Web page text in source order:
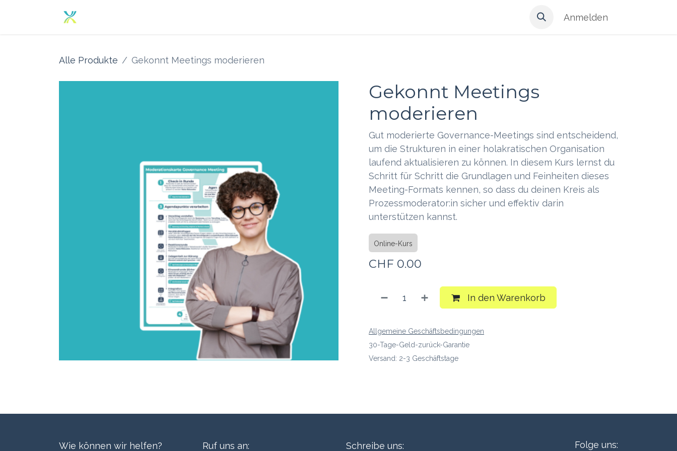
Anmelden
Alle Produkte Gekonnt Meetings moderieren
Gekonnt Meetings
moderieren
Gut moderierte Governance-Meetings sind entscheidend,
um die Strukturen in einer holakratischen Organisation
laufend aktualisieren zu können. In diesem Kurs lernst du
Schritt für Schritt die Grundlagen und Feinheiten dieses
Meeting-Formats kennen, so dass du deinen Kreis als
Prozessmoderator:in sicher und effektiv darin
unterstützen kannst.
Online-Kurs
CHF 0.00
In den Warenkorb
Allgemeine Geschäftsbedingungen
30-Tage-Geld-zurück-Garantie
Versand: 2-3 Geschäftstage
Wie können wir helfen? Ruf uns an: Schreibe uns: Folge uns: